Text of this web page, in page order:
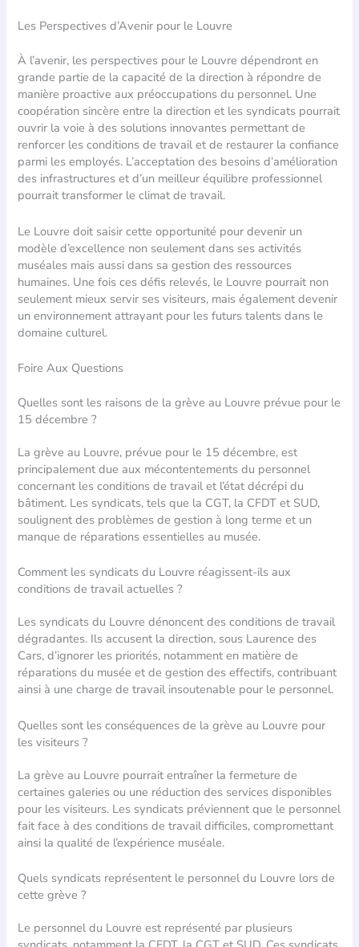
Les Perspectives d’Avenir pour le Louvre
À l’avenir, les perspectives pour le Louvre dépendront en
grande partie de la capacité de la direction à répondre de
manière proactive aux préoccupations du personnel. Une
coopération sincère entre la direction et les syndicats pourrait
ouvrir la voie à des solutions innovantes permettant de
renforcer les conditions de travail et de restaurer la confiance
parmi les employés. L’acceptation des besoins d’amélioration
des infrastructures et d’un meilleur équilibre professionnel
pourrait transformer le climat de travail.
Le Louvre doit saisir cette opportunité pour devenir un
modèle d’excellence non seulement dans ses activités
muséales mais aussi dans sa gestion des ressources
humaines. Une fois ces défis relevés, le Louvre pourrait non
seulement mieux servir ses visiteurs, mais également devenir
un environnement attrayant pour les futurs talents dans le
domaine culturel.
Foire Aux Questions
Quelles sont les raisons de la grève au Louvre prévue pour le
15 décembre ?
La grève au Louvre, prévue pour le 15 décembre, est
principalement due aux mécontentements du personnel
concernant les conditions de travail et l’état décrépi du
bâtiment. Les syndicats, tels que la CGT, la CFDT et SUD,
soulignent des problèmes de gestion à long terme et un
manque de réparations essentielles au musée.
Comment les syndicats du Louvre réagissent-ils aux
conditions de travail actuelles ?
Les syndicats du Louvre dénoncent des conditions de travail
dégradantes. Ils accusent la direction, sous Laurence des
Cars, d’ignorer les priorités, notamment en matière de
réparations du musée et de gestion des effectifs, contribuant
ainsi à une charge de travail insoutenable pour le personnel.
Quelles sont les conséquences de la grève au Louvre pour
les visiteurs ?
La grève au Louvre pourrait entraîner la fermeture de
certaines galeries ou une réduction des services disponibles
pour les visiteurs. Les syndicats préviennent que le personnel
fait face à des conditions de travail difficiles, compromettant
ainsi la qualité de l’expérience muséale.
Quels syndicats représentent le personnel du Louvre lors de
cette grève ?
Le personnel du Louvre est représenté par plusieurs